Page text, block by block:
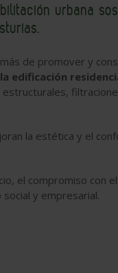
urbana
de promover y
edificación
la estética y el
el compromiso con
y empresarial.